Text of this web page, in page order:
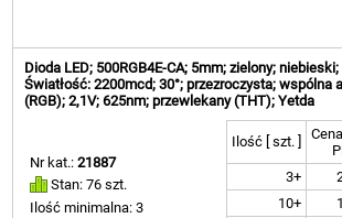
Dioda LED; 500RGB4E-CA; 5mm; zielony;
Światłość: 2200mcd; 30°; przezroczysta; wspólna
(RGB); 2,1V; 625nm; przewlekany (THT); Yetda
Nr kat.:21887
Stan: 76 szt.
Ilość minimalna: 3
Ilość [ szt. ]
3+
10+